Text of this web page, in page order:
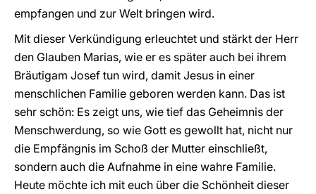
empfangen und zur Welt bringen wird.
Mit dieser Verkündigung erleuchtet und stärkt der Herr
den Glauben Marias, wie er es später auch bei ihrem
Bräutigam Josef tun wird, damit Jesus in einer
menschlichen Familie geboren werden kann. Das ist
sehr schön: Es zeigt uns, wie tief das Geheimnis der
Menschwerdung, so wie Gott es gewollt hat, nicht nur
die Empfängnis im Schoß der Mutter einschließt,
sondern auch die Aufnahme in eine wahre Familie.
Heute möchte ich mit euch über die Schönheit dieser